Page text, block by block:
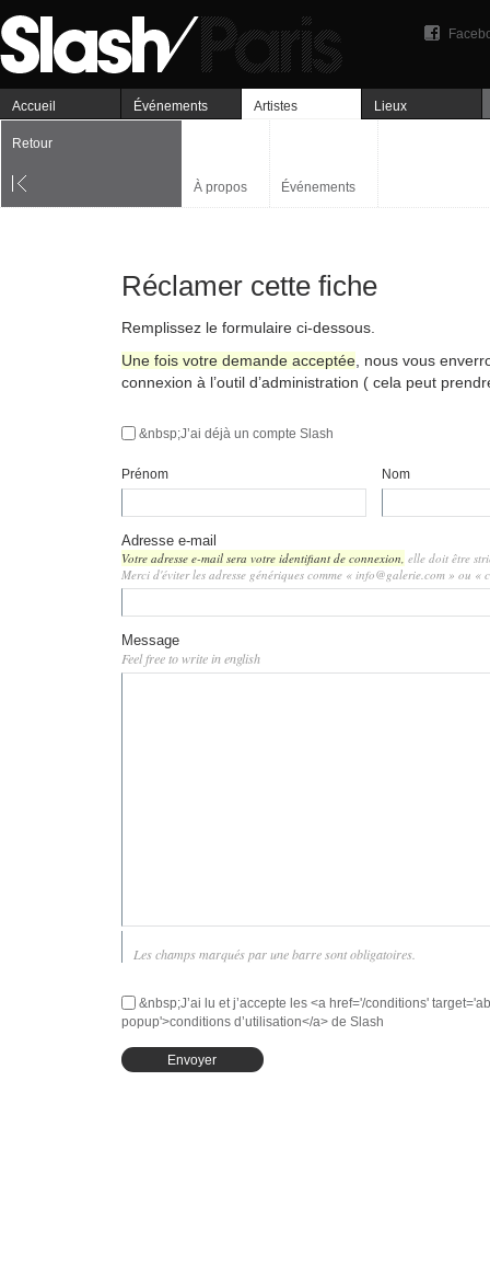
Accueil Événements Artistes Lieux
Retour
À propos Événements
Réclamer cette fiche
Remplissez le formulaire ci-dessous.
Une fois votre demande acceptée , nous vous
connexion à l’outil d’administration ( cela peut
&nbsp;J’ai déjà un compte Slash
Prénom Nom
Adresse e-mail
Votre adresse e-mail sera votre identifiant de connexion, elle doit être
Merci d'éviter les adresse génériques comme « info@galerie.com » ou «
Message
Feel free to write in english
Les champs marqués par une barre sont obligatoires.
&nbsp;J’ai lu et j’accepte les <a href='/conditions'
popup'>conditions d’utilisation</a> de Slash